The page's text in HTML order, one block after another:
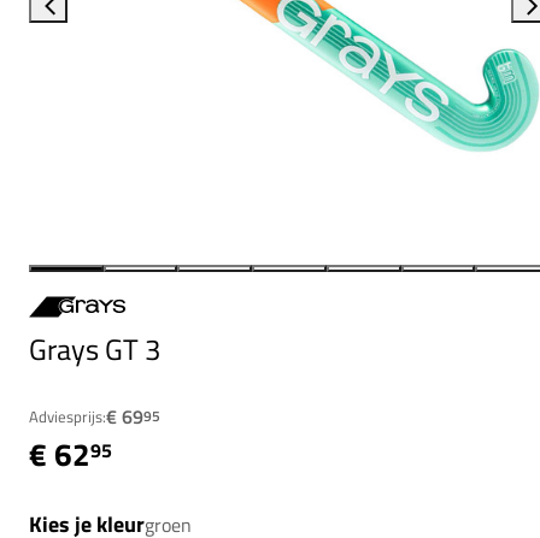
Grays GT 3
Adviesprijs:€ 6995
€ 6295
Kies je kleurgroen